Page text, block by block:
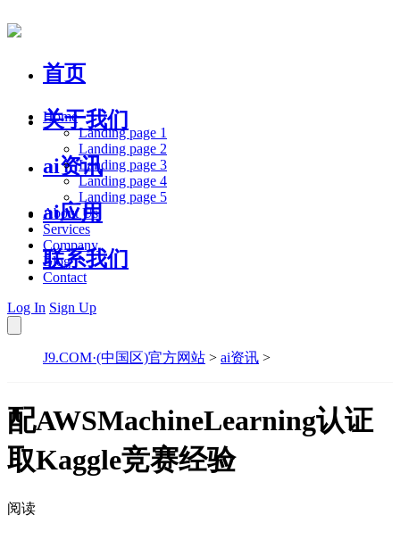
首页
关于我们
ai资讯
ai应用
联系我们
Home
Landing page 1
Landing page 2
Landing page 3
Landing page 4
Landing page 5
About Us
Services
Company
Blog
Contact
Log In Sign Up
J9.COM·(中国区)官方网站 > ai资讯 >
配AWSMachineLearning认证
取Kaggle竞赛经验
阅读